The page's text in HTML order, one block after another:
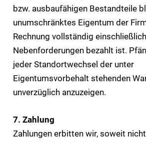
bzw. ausbaufähigen Bestandteile
unumschränktes Eigentum der
Rechnung vollständig
Nebenforderungen bezahlt ist.
jeder Standortwechsel der unter
Eigentumsvorbehalt stehenden
unverzüglich anzuzeigen.
7. Zahlung
Zahlungen erbitten wir, soweit